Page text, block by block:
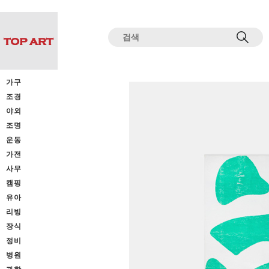
가구
조경
야외
조명
운동
가전
사무
캠핑
유아
리빙
장식
정비
병원